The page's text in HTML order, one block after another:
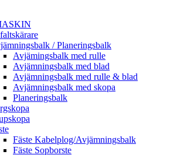
/ Planeringsbalk
Avjämingsbalk med rulle
Avjämningsbalk med blad
Avjämningsbalk med rulle & blad
Avjämningsbalk med skopa
Planerings­balk
Fäste Kabel­­plog/­Avjämnings­­balk
Fäste Sop­borste